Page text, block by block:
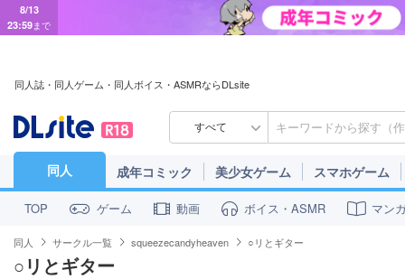
8/13
23:59まで
同人誌・同人ゲーム・同人ボイス・ASMRならDLsite
すべて
同人 成年コミック 美少女ゲーム スマホゲーム
TOP ゲーム 動画 ボイス・ASMR マン
同人 サークル一覧 squeezecandyheaven ○リとギター
○リとギター